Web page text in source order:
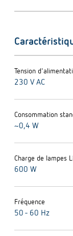
Tension
230 V AC
Consommation
~0,4 W
Charge de lampes
600 W
Fréquence
50 - 60 Hz